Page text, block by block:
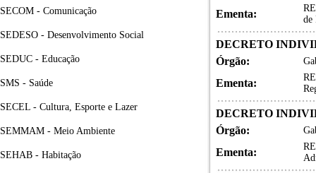
SECOM - Comunicação
SEDESO - Desenvolvimento Social
SEDUC - Educação
SMS - Saúde
SECEL - Cultura, Esporte e Lazer
SEMMAM - Meio Ambiente
SEHAB - Habitação
Ementa:
de
DECRETO
Órgão:
Ementa:
DECRETO
Órgão:
Ementa: